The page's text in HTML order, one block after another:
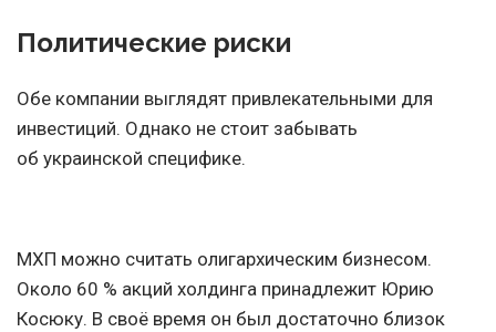
Политические риски
Обе компании выглядят привлекательными для
инвестиций. Однако не стоит забывать
об украинской специфике.
МХП можно считать олигархическим бизнесом.
Около 60 % акций холдинга принадлежит Юрию
Косюку. В своё время он был достаточно близок